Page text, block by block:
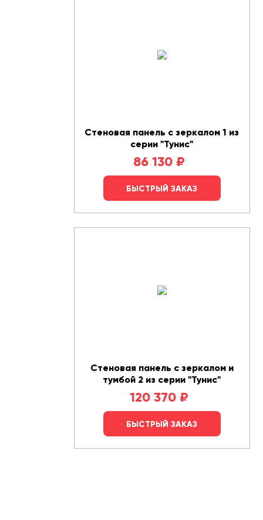
Стеновая панель с зеркалом 1 из
серии "Тунис"
86 130 ₽
БЫСТРЫЙ ЗАКАЗ
Стеновая панель с зеркалом и
тумбой 2 из серии "Тунис"
120 370 ₽
БЫСТРЫЙ ЗАКАЗ